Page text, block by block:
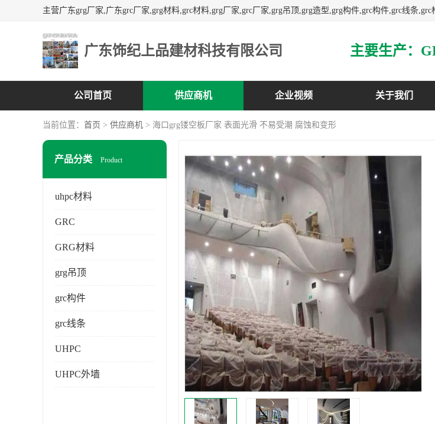
广东饰纪上品建材科技有限公司
公司首页 供应商机 企业视频 关于我们
当前位置： 首页 > 供应商机 > 海口grg镂空板厂家 表面光滑 不易受潮 腐蚀和变形
产品分类 Product
uhpc材料
GRC
GRG材料
grg吊顶
grc构件
grc线条
UHPC
UHPC外墙